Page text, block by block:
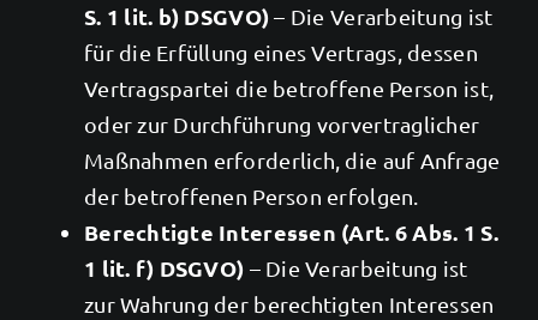
S. 1 lit. b) DSGVO)– Die Verarbeitung ist
für die Erfüllung eines Vertrags, dessen
Vertragspartei die betroffene Person ist,
oder zur Durchführung vorvertraglicher
Maßnahmen erforderlich, die auf Anfrage
der betroffenen Person erfolgen.
Berechtigte Interessen (Art. 6 Abs. 1 S.
1 lit. f) DSGVO) – Die Verarbeitung ist
zur Wahrung der berechtigten Interessen